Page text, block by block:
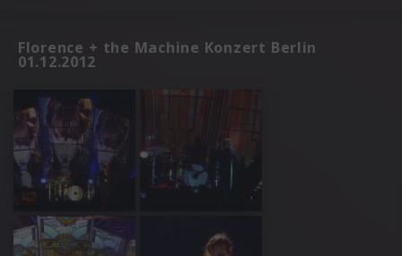
Florence + the Machine Konzert Berlin
01.12.2012